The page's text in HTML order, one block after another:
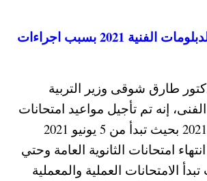
تأجيل امتحانات الدبلومات الفنية 2021 بسبب اجراءات
طارق شوقى وزير التربية
الفنى، إنه تم تأجيل مواعيد امتحانات
الدبلومات الفنية 2021 بحيث تبدأ من 5 يونيو 2021
امتحانات الثانوية العامة وحتي
الامتحانات العملية والمعملية